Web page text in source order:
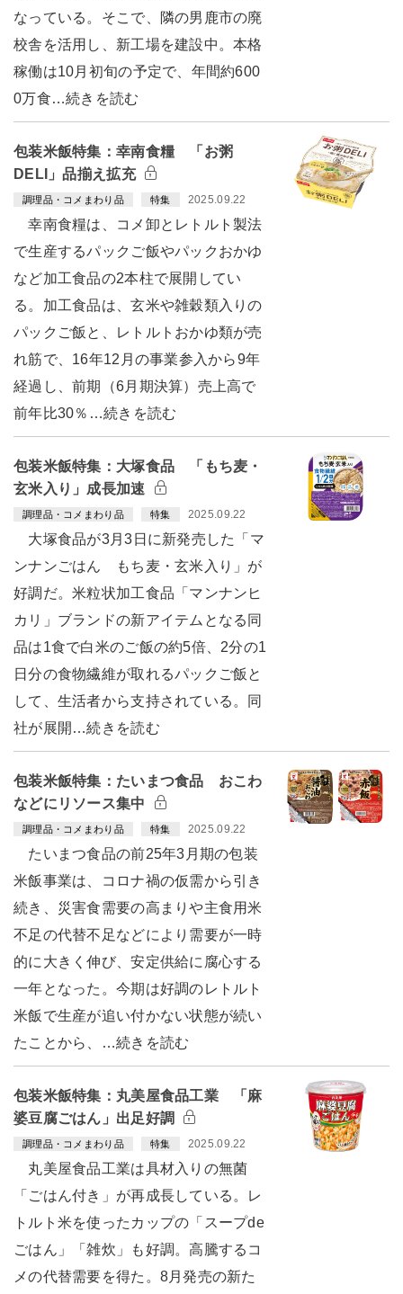
なっている。そこで、隣の男鹿市の廃
校舎を活用し、新工場を建設中。本格
稼働は10月初旬の予定で、年間約600
0万食…続きを読む
包装米飯特集：幸南食糧 「お粥
DELI」品揃え拡充
調理品・コメまわり品 特集 2025.09.22
幸南食糧は、コメ卸とレトルト製法
で生産するパックご飯やパックおかゆ
など加工食品の2本柱で展開してい
る。加工食品は、玄米や雑穀類入りの
パックご飯と、レトルトおかゆ類が売
れ筋で、16年12月の事業参入から9年
経過し、前期（6月期決算）売上高で
前年比30％…続きを読む
包装米飯特集：大塚食品 「もち麦・
玄米入り」成長加速
調理品・コメまわり品 特集 2025.09.22
大塚食品が3月3日に新発売した「マ
ンナンごはん もち麦・玄米入り」が
好調だ。米粒状加工食品「マンナンヒ
カリ」ブランドの新アイテムとなる同
品は1食で白米のご飯の約5倍、2分の1
日分の食物繊維が取れるパックご飯と
して、生活者から支持されている。同
社が展開…続きを読む
包装米飯特集：たいまつ食品 おこわ
などにリソース集中
調理品・コメまわり品 特集 2025.09.22
たいまつ食品の前25年3月期の包装
米飯事業は、コロナ禍の仮需から引き
続き、災害食需要の高まりや主食用米
不足の代替不足などにより需要が一時
的に大きく伸び、安定供給に腐心する
一年となった。今期は好調のレトルト
米飯で生産が追い付かない状態が続い
たことから、…続きを読む
包装米飯特集：丸美屋食品工業 「麻
婆豆腐ごはん」出足好調
調理品・コメまわり品 特集 2025.09.22
丸美屋食品工業は具材入りの無菌
「ごはん付き」が再成長している。レ
トルト米を使ったカップの「スープde
ごはん」「雑炊」も好調。高騰するコ
メの代替需要を得た。8月発売の新た